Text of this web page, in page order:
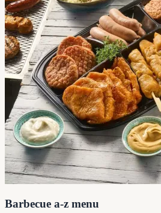
Barbecue a-z menu